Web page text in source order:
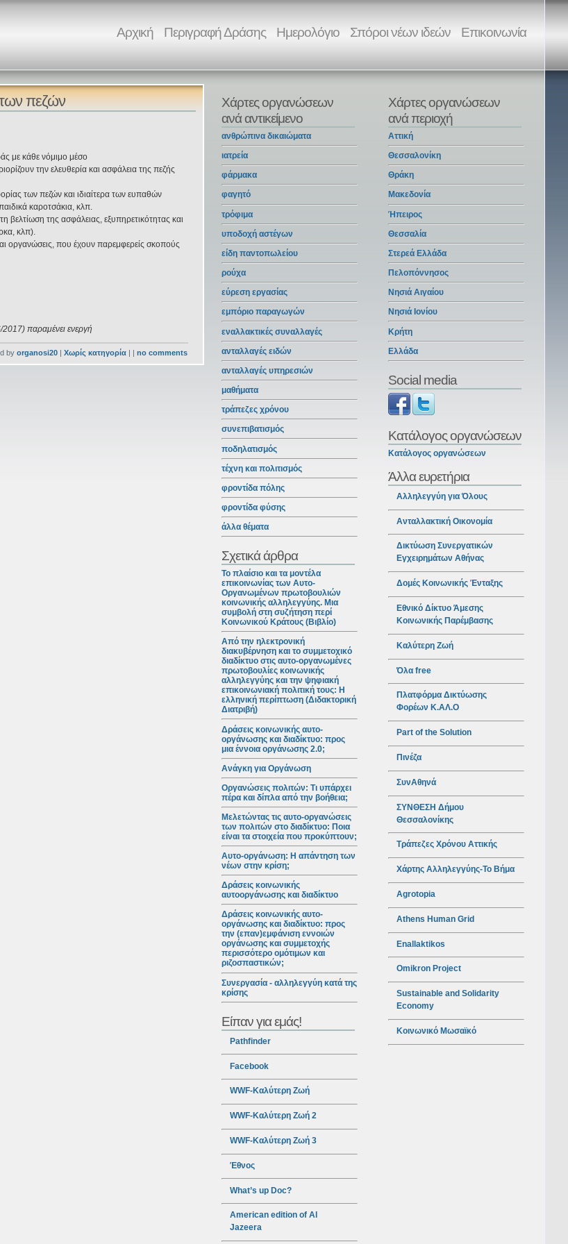
Αρχική Περιγραφή Δράσης Ημερολόγιο Σπόροι νέων ιδεών Επικοινωνία
πεζών
με κάθε νόμιμο μέσο
την ελευθερία και ασφάλεια της πεζής
των πεζών και ιδιαίτερα των ευπαθών
καροτσάκια, κλπ.
της ασφάλειας, εξυπηρετικότητας και
κλπ).
οργανώσεις, που έχουν παρεμφερείς σκοπούς
παραμένει ενεργή
byorganosi20 |Χωρίς κατηγορία | |no comments
Χάρτες οργανώσεων
ανά αντικείμενο
ανθρώπινα δικαιώματα
ιατρεία
φάρμακα
φαγητό
τρόφιμα
υποδοχή αστέγων
είδη παντοπωλείου
ρούχα
εύρεση εργασίας
εμπόριο παραγωγών
εναλλακτικές συναλλαγές
ανταλλαγές ειδών
ανταλλαγές υπηρεσιών
μαθήματα
τράπεζες χρόνου
συνεπιβατισμός
ποδηλατισμός
τέχνη και πολιτισμός
φροντίδα πόλης
φροντίδα φύσης
άλλα θέματα
Σχετικά άρθρα
Το πλαίσιο και τα μοντέλα
επικοινωνίας των Αυτο-
Οργανωμένων πρωτοβουλιών
κοινωνικής αλληλεγγύης. Μια
συμβολή στη συζήτηση περί
Κοινωνικού Κράτους (Βιβλίο)
Από την ηλεκτρονική
διακυβέρνηση και το συμμετοχικό
διαδίκτυο στις αυτο-οργανωμένες
πρωτοβουλίες κοινωνικής
αλληλεγγύης και την ψηφιακή
επικοινωνιακή πολιτική τους: Η
ελληνική περίπτωση (Διδακτορική
Διατριβή)
Δράσεις κοινωνικής αυτο-
οργάνωσης και διαδίκτυο: προς
μια έννοια οργάνωσης 2.0;
Ανάγκη για Οργάνωση
Οργανώσεις πολιτών: Τι υπάρχει
πέρα και δίπλα από την βοήθεια;
Μελετώντας τις αυτο-οργανώσεις
των πολιτών στο διαδίκτυο: Ποια
είναι τα στοιχεία που προκύπτουν;
Αυτο-οργάνωση: Η απάντηση των
νέων στην κρίση;
Δράσεις κοινωνικής
αυτοοργάνωσης και διαδίκτυο
Δράσεις κοινωνικής αυτο-
οργάνωσης και διαδίκτυο: προς
την (επαν)εμφάνιση εννοιών
οργάνωσης και συμμετοχής
περισσότερο ομότιμων και
ριζοσπαστικών;
Συνεργασία - αλληλεγγύη κατά της
κρίσης
Είπαν για εμάς!
Pathfinder
Facebook
WWF-Καλύτερη Ζωή
WWF-Καλύτερη Ζωή 2
WWF-Καλύτερη Ζωή 3
Έθνος
What’s up Doc?
American edition of Al
Jazeera
Χάρτες οργανώσεων
ανά περιοχή
Αττική
Θεσσαλονίκη
Θράκη
Μακεδονία
Ήπειρος
Θεσσαλία
Στερεά Ελλάδα
Πελοπόννησος
Νησιά Αιγαίου
Νησιά Ιονίου
Κρήτη
Ελλάδα
Social media
Κατάλογος οργανώσεων
Κατάλογος οργανώσεων
Άλλα ευρετήρια
Αλληλεγγύη για Όλους
Ανταλλακτική Οικονομία
Δικτύωση Συνεργατικών
Εγχειρημάτων Αθήνας
Δομές Κοινωνικής Ένταξης
Εθνικό Δίκτυο Άμεσης
Κοινωνικής Παρέμβασης
Καλύτερη Ζωή
Όλα free
Πλατφόρμα Δικτύωσης
Φορέων Κ.ΑΛ.Ο
Part of the Solution
Πινέζα
ΣυνΑθηνά
ΣΥΝΘΕΣΗ Δήμου
Θεσσαλονίκης
Τράπεζες Χρόνου Αττικής
Χάρτης Αλληλεγγύης-Το Βήμα
Agrotopia
Athens Human Grid
Enallaktikos
Omikron Project
Sustainable and Solidarity
Economy
Κοινωνικό Μωσαϊκό